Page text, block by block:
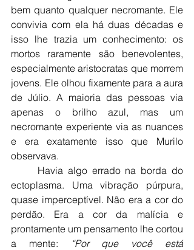
bem quanto qualquer necromante. Ele
convivia com ela há duas décadas e
isso lhe trazia um conhecimento: os
mortos raramente são benevolentes,
especialmente aristocratas que morrem
jovens. Ele olhou fixamente para a aura
de Júlio. A maioria das pessoas via
apenas o brilho azul, mas um
necromante experiente via as nuances
e era exatamente isso que Murilo
observava.
ectoplasma. Uma vibração púrpura,
quase imperceptível. Não era a cor do
perdão. Era a cor da malícia e
prontamente um pensamento lhe cortou
a mente:
“Por que você está